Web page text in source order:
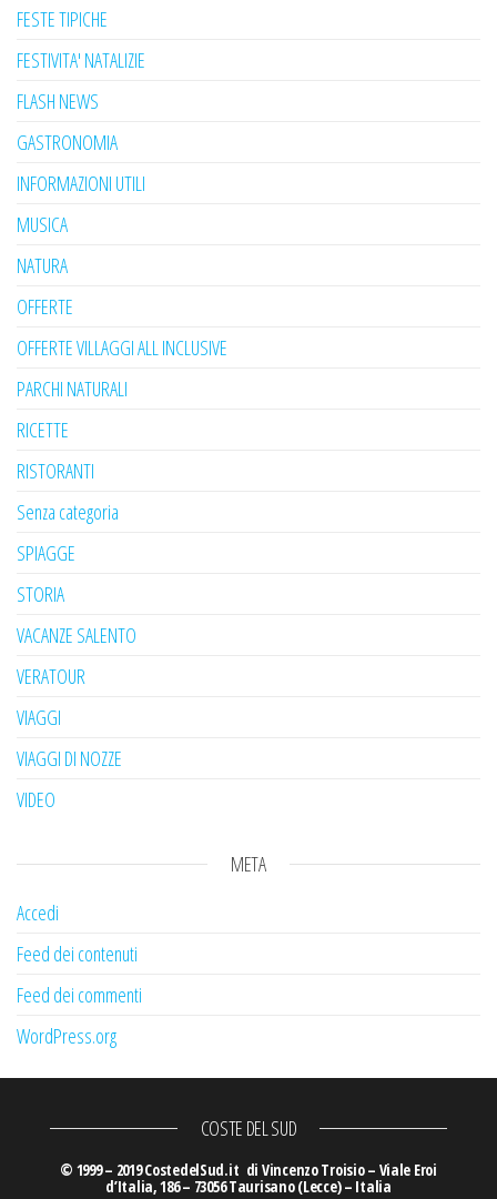
FESTE TIPICHE
FESTIVITA' NATALIZIE
FLASH NEWS
GASTRONOMIA
INFORMAZIONI UTILI
MUSICA
NATURA
OFFERTE
OFFERTE VILLAGGI ALL INCLUSIVE
PARCHI NATURALI
RICETTE
RISTORANTI
Senza categoria
SPIAGGE
STORIA
VACANZE SALENTO
VERATOUR
VIAGGI
VIAGGI DI NOZZE
VIDEO
META
Accedi
Feed dei contenuti
Feed dei commenti
WordPress.org
COSTE DEL SUD
© 1999 – 2019 CostedelSud.it di Vincenzo Troisio – Viale Eroi
d’Italia, 186 – 73056 Taurisano (Lecce) – Italia